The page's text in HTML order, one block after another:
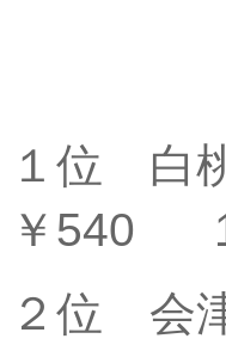
１
￥540
２